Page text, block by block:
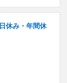
休み・年間休